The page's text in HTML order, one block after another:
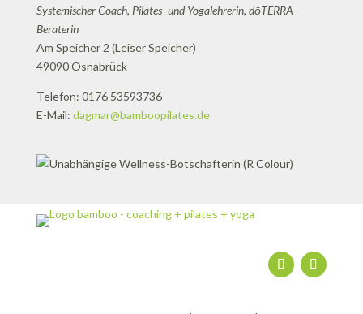
Systemischer Coach, Pilates- und Yogalehrerin, dōTERRA-
Beraterin
Am Speicher 2 (Leiser Speicher)
49090 Osnabrück
Telefon: 0176 53593736
E-Mail: dagmar@bamboopilates.de